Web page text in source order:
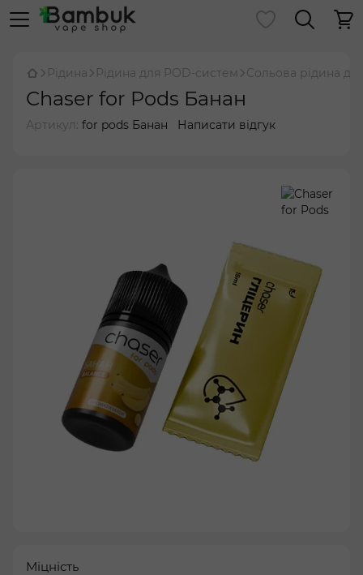
Рідина Рідина для POD-систем Сольова рідина
Chaser for Pods Банан
Артикул: for pods Банан Написати відгук
Міцність